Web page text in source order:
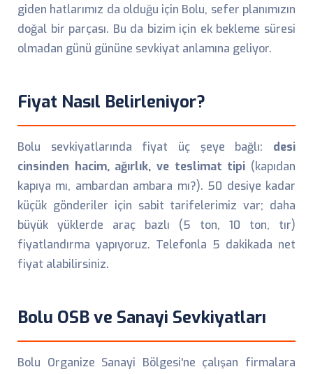
giden hatlarımız da olduğu için Bolu, sefer planımızın
doğal bir parçası. Bu da bizim için ek bekleme süresi
olmadan günü gününe sevkiyat anlamına geliyor.
Fiyat Nasıl Belirleniyor?
Bolu sevkiyatlarında fiyat üç şeye bağlı: desi
cinsinden hacim, ağırlık, ve teslimat tipi (kapıdan
kapıya mı, ambardan ambara mı?). 50 desiye kadar
küçük gönderiler için sabit tarifelerimiz var; daha
büyük yüklerde araç bazlı (5 ton, 10 ton, tır)
fiyatlandırma yapıyoruz. Telefonla 5 dakikada net
fiyat alabilirsiniz.
Bolu OSB ve Sanayi Sevkiyatları
Bolu Organize Sanayi Bölgesi'ne çalışan firmalara